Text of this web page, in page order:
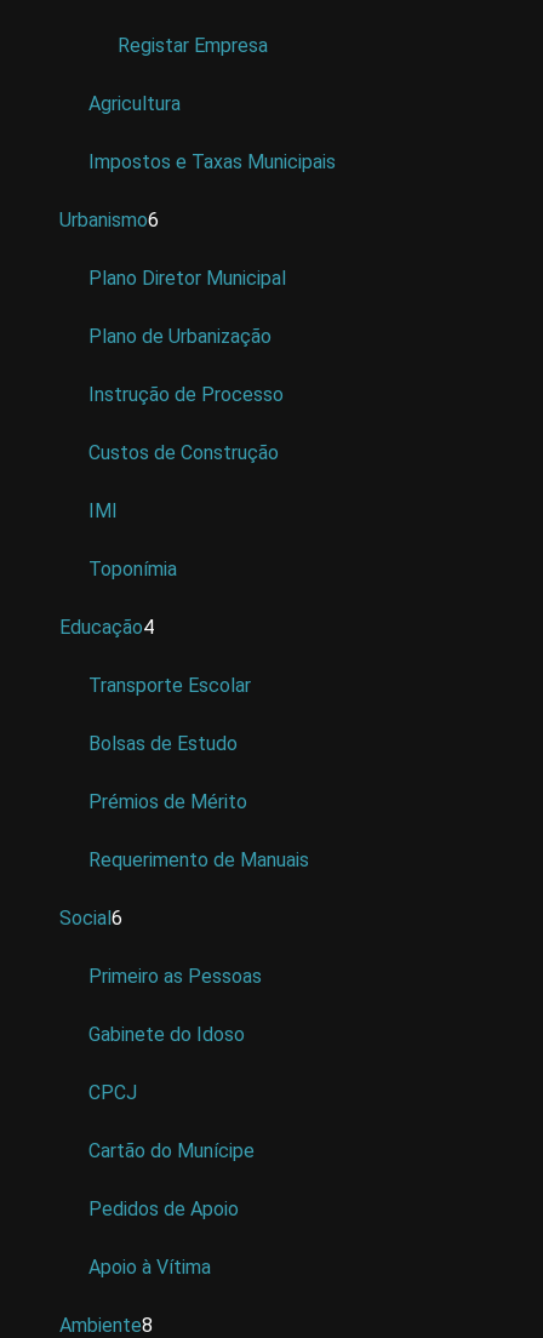
Registar Empresa
Agricultura
Impostos e Taxas Municipais
Urbanismo6
Plano Diretor Municipal
Plano de Urbanização
Instrução de Processo
Custos de Construção
IMI
Toponímia
Educação4
Transporte Escolar
Bolsas de Estudo
Prémios de Mérito
Requerimento de Manuais
Social6
Primeiro as Pessoas
Gabinete do Idoso
CPCJ
Cartão do Munícipe
Pedidos de Apoio
Apoio à Vítima
Ambiente8